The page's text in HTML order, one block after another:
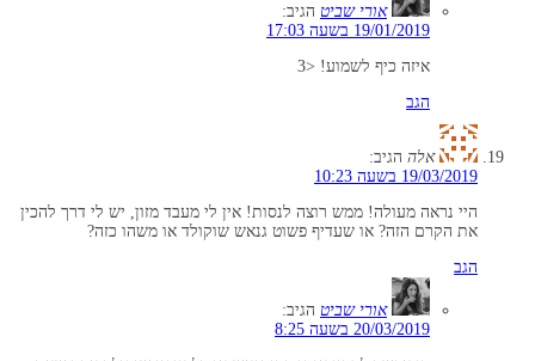
אורי שביט הגיב:
19/01/2019 בשעה 17:03
איזה כיף לשמוע! <3
הגב
אלה הגיב:
19/03/2019 בשעה 10:23
היי נראה מעולה! ממש רוצה לנסות! אין לי מעבד מזון, יש לי דרך להכין
את הקרם הזה? או שעדיף פשוט גנאש שוקולד או משהו כזה?
הגב
אורי שביט הגיב:
20/03/2019 בשעה 8:25